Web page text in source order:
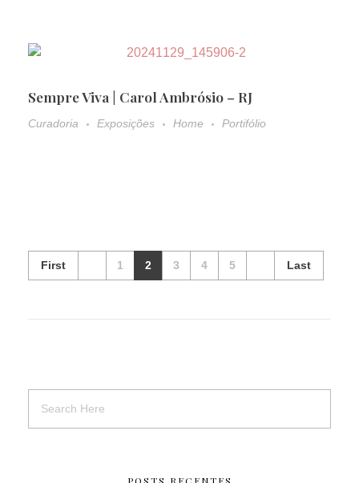
Sempre Viva | Carol Ambrósio – RJ
Curadoria Exposições Home Portifólio
First 1 2 3 4 5 Last